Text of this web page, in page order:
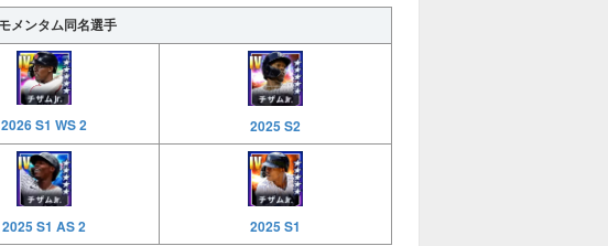
メンタム同名選手
2026 S1 WS 2 2025 S2
2025 S1 AS 2 2025 S1